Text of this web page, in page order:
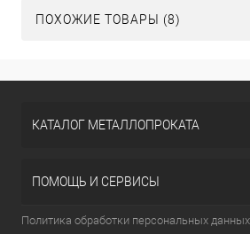
ПОХОЖИЕ ТОВАРЫ (8)
КАТАЛОГ МЕТАЛЛОПРОКАТА
ПОМОЩЬ И СЕРВИСЫ
Политика обработки персональных данных